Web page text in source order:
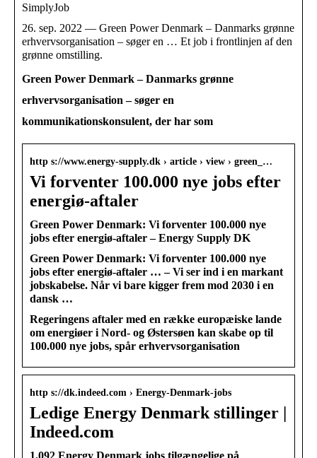
SimplyJob
26. sep. 2022 — Green Power Denmark – Danmarks grønne
erhvervsorganisation – søger en … Et job i frontlinjen af den
grønne omstilling.
Green Power Denmark – Danmarks grønne
erhvervsorganisation – søger en
kommunikationskonsulent, der har som
http s://www.energy-supply.dk › article › view › green_…
Vi forventer 100.000 nye jobs efter
energiø-aftaler
Green Power Denmark: Vi forventer 100.000 nye
jobs efter energiø-aftaler – Energy Supply DK
Green Power Denmark: Vi forventer 100.000 nye
jobs efter energiø-aftaler … – Vi ser ind i en markant
jobskabelse. Når vi bare kigger frem mod 2030 i en
dansk …
Regeringens aftaler med en række europæiske lande
om energiøer i Nord- og Østersøen kan skabe op til
100.000 nye jobs, spår erhvervsorganisation
http s://dk.indeed.com › Energy-Denmark-jobs
Ledige Energy Denmark stillinger |
Indeed.com
1.092 Energy Denmark jobs tilgængelige på